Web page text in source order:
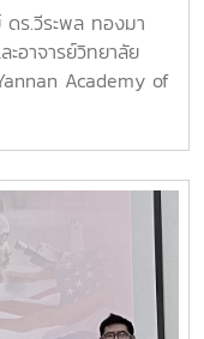
ร.วีระพล ทองมา
อาจารย์วิทยาลัย
Academy of
มร่วมมือทางวิชาการ